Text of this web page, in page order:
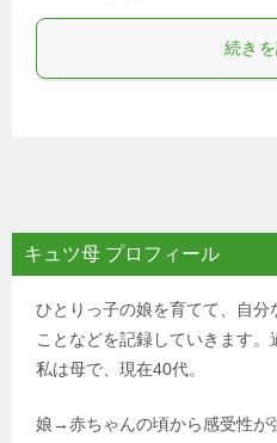
続き
キュツ母 プロフィール
ひとりっ子の娘を育てて、自分
ことなどを記録していきます。
私は母で、現在40代。
娘→赤ちゃんの頃から感受性が